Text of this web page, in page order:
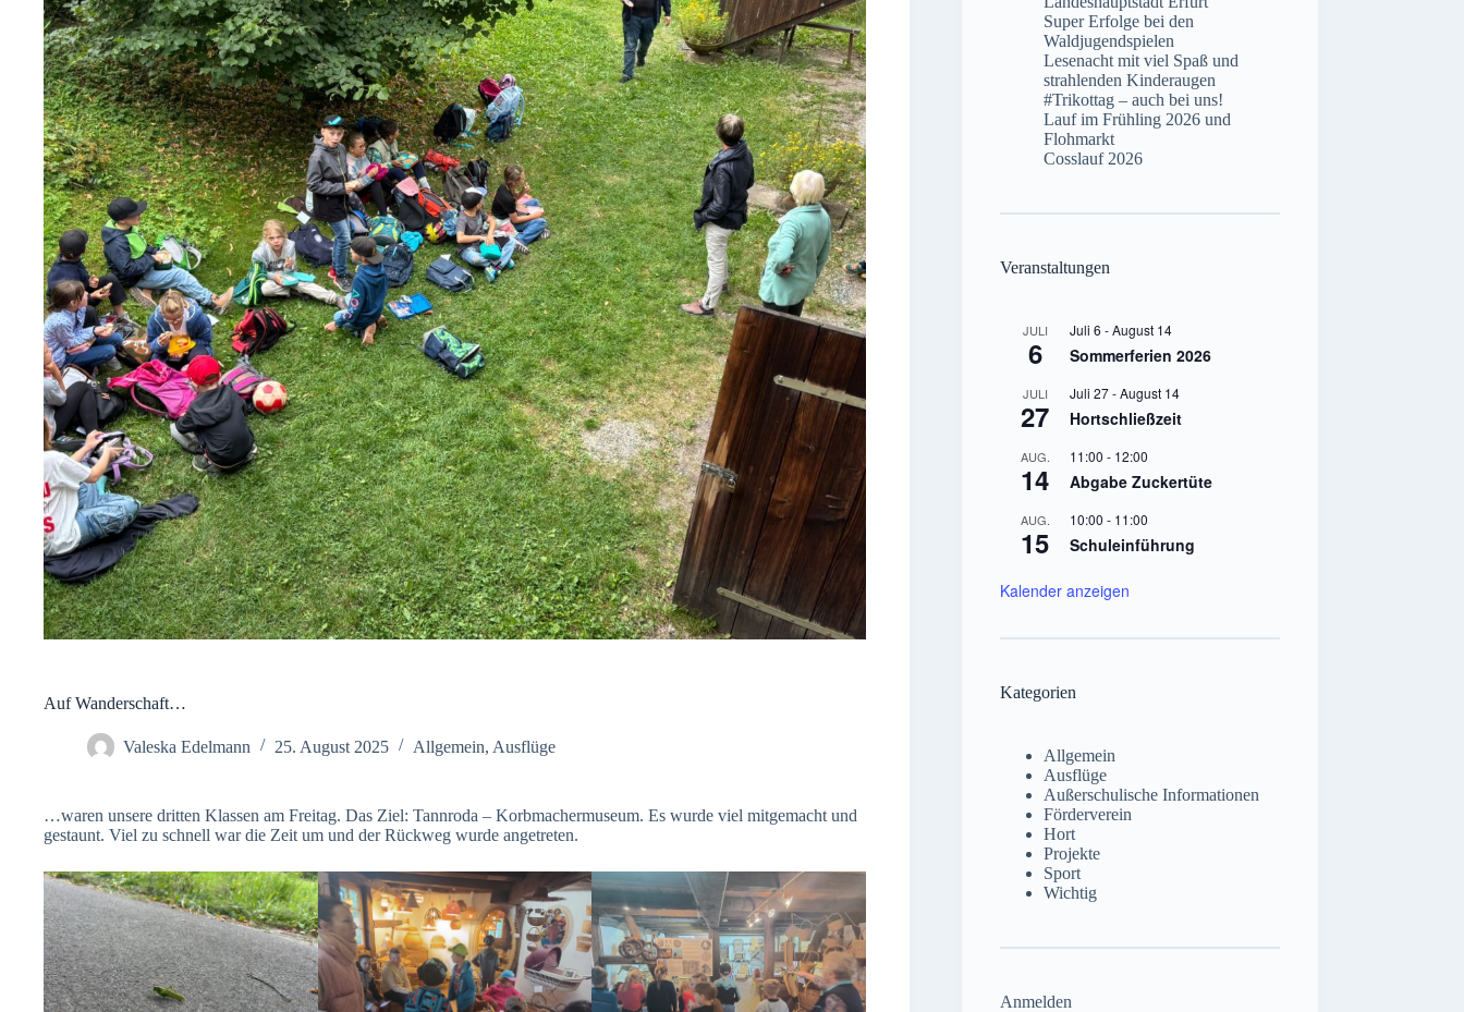
Auf Wanderschaft…
Valeska Edelmann 25. August 2025 Allgemein, Ausflüge
…waren unsere dritten Klassen am Freitag. Das Ziel: Tannroda – Korbmachermuseum. Es wurde viel mitgemacht und
gestaunt. Viel zu schnell war die Zeit um und der Rückweg wurde angetreten.
Super Erfolge bei den
Waldjugendspielen
Lesenacht mit viel Spaß und
strahlenden Kinderaugen
#Trikottag – auch bei uns!
Lauf im Frühling 2026 und
Flohmarkt
Cosslauf 2026
Veranstaltungen
JULI
6
Juli 6 -August 14
Sommerferien 2026
JULI
27
Juli 27-August 14
Hortschließzeit
AUG.
14
11:00 - 12:00
Abgabe Zuckertüte
AUG.
15
10:00 - 11:00
Schuleinführung
Kalender anzeigen
Kategorien
Allgemein
Ausflüge
Außerschulische Informationen
Förderverein
Hort
Projekte
Sport
Wichtig
Anmelden